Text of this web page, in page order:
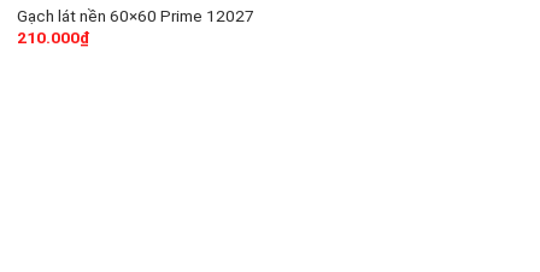
Gạch lát nền 60×60 Prime 12027
210.000₫